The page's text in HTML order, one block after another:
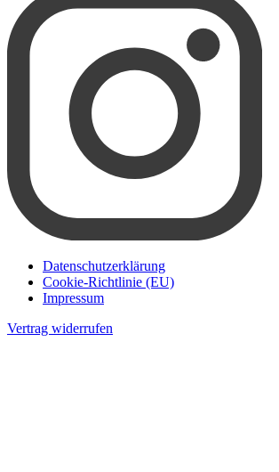
Datenschutzerklärung
Cookie-Richtlinie (EU)
Impressum
Vertrag widerrufen